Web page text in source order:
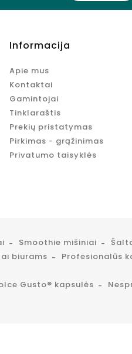
Informacija
Apie mus
Kontaktai
Gamintojai
Tinklaraštis
Prekių pristatymas
Pirkimas - grąžinimas
Privatumo taisyklės
Smoothie mišiniai
biurams
Profesionalūs
Gusto® kapsulės